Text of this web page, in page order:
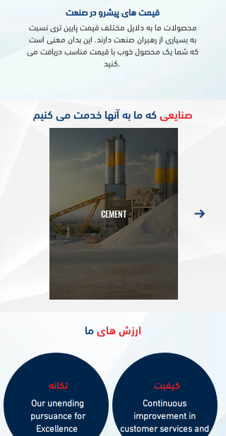
قیمت های پیشرو در صنعت
محصولات ما به دلایل مختلف قیمت پایین تری نسبت
به بسیاری از رهبران صنعت دارند. این بدان معنی است
که شما یک محصول خوب با قیمت مناسب دریافت می
کنید.
صنایعی که ما به آنها خدمت می کنیم
CEMENT
ارزش هایما
Our unending
pursuance for
Excellence
تکانه کیفیت
Continuous
improvement in
customer services and